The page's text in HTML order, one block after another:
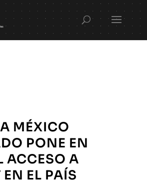
MÉXICO
PONE EN
ACCESO A
EL PAÍS